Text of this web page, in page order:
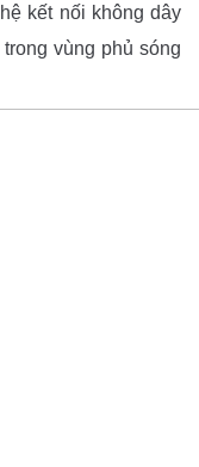
kết nối không dây
vùng phủ sóng